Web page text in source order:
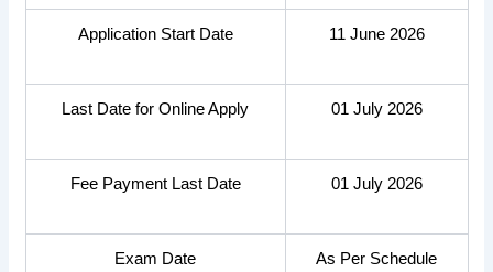
Application Start Date 11 June 2026
Last Date for Online Apply 01 July 2026
Fee Payment Last Date 01 July 2026
Exam Date As Per Schedule